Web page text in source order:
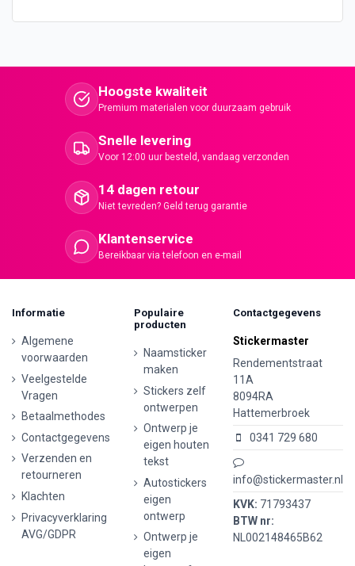
Hoogste kwaliteit
Premium materialen voor duurzaam gebruik
Snelle levering
Voor 12:00 uur besteld, vandaag verzonden
14 dagen retour
Niet tevreden? Geld terug garantie
Klantenservice
Bereikbaar via telefoon en e-mail
Informatie
Algemene
voorwaarden
Veelgestelde
Vragen
Betaalmethodes
Contactgegevens
Verzenden en
retourneren
Klachten
Privacyverklaring
AVG/GDPR
Populaire
producten
Naamsticker
maken
Stickers zelf
ontwerpen
Ontwerp je
eigen houten
tekst
Autostickers
eigen
ontwerp
Ontwerp je
eigen
Contactgegevens
Stickermaster
Rendementstraat
11A
8094RA
Hattemerbroek
0341 729 680
info@stickermaster.nl
KVK: 71793437
BTW nr:
NL002148465B62